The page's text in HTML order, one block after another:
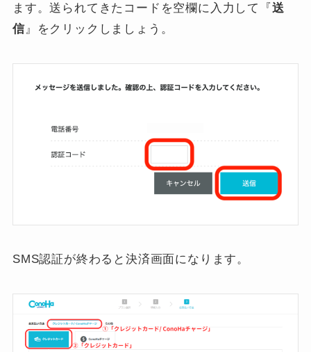
ます。送られてきたコードを空欄に入力して『送
信』をクリックしましょう。
SMS認証が終わると決済画面になります。